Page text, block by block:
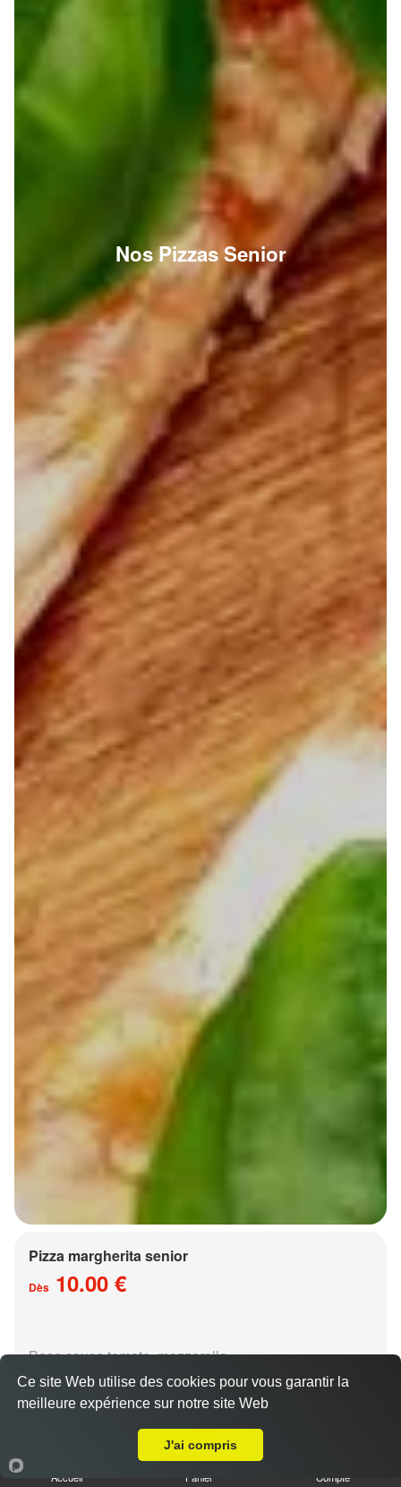
Nos Pizzas Senior
Pizza margherita senior
Dès 10.00 €
Base sauce tomate, mozzarella
Pizza régina senior
Accueil Panier Compte
Ce site Web utilise des cookies pour vous garantir la
meilleure expérience sur notre site Web
J'ai compris